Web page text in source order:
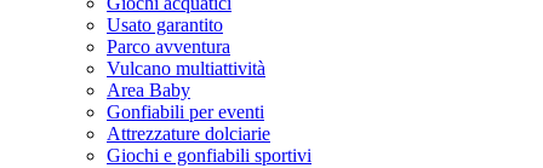
Usato garantito
Parco avventura
Vulcano multiattività
Area Baby
Gonfiabili per eventi
Attrezzature dolciarie
Giochi e gonfiabili sportivi